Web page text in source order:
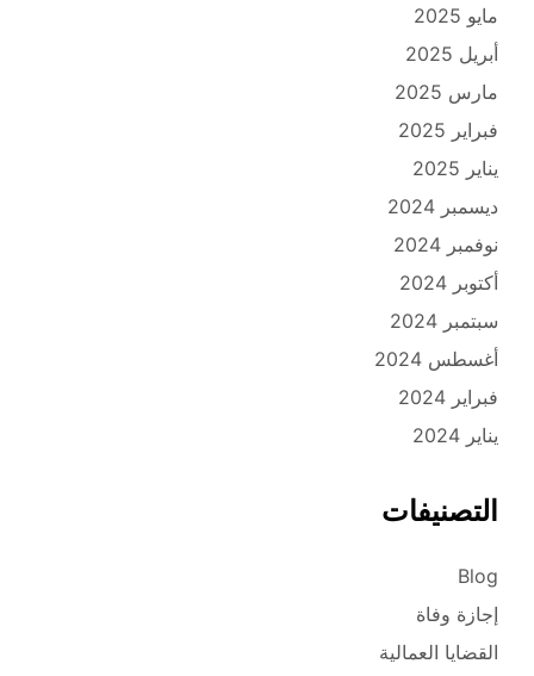
مايو 2025
أبريل 2025
مارس 2025
فبراير 2025
يناير 2025
ديسمبر 2024
نوفمبر 2024
أكتوبر 2024
سبتمبر 2024
أغسطس 2024
فبراير 2024
يناير 2024
التصنيفات
Blog
إجازة وفاة
القضايا العمالية